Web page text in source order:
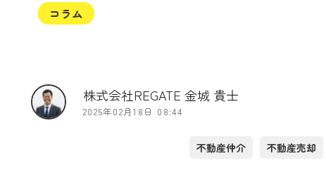
コラム
株式会社REGATE 金城 貴士
2025年02月18日 08:44
不動産仲介 不動産売却